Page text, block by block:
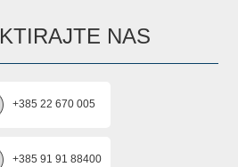
NAS
+385 22 670 005
+385 91 91 88400